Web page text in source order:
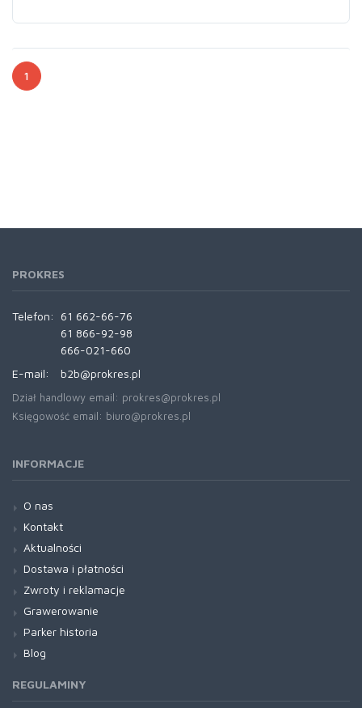
1
PROKRES
Telefon:
61 662-66-76
61 866-92-98
666-021-660
E-mail:
b2b@prokres.pl
Dział handlowy email: prokres@prokres.pl
Księgowość email: biuro@prokres.pl
INFORMACJE
O nas
Kontakt
Aktualności
Dostawa i płatności
Zwroty i reklamacje
Grawerowanie
Parker historia
Blog
REGULAMINY